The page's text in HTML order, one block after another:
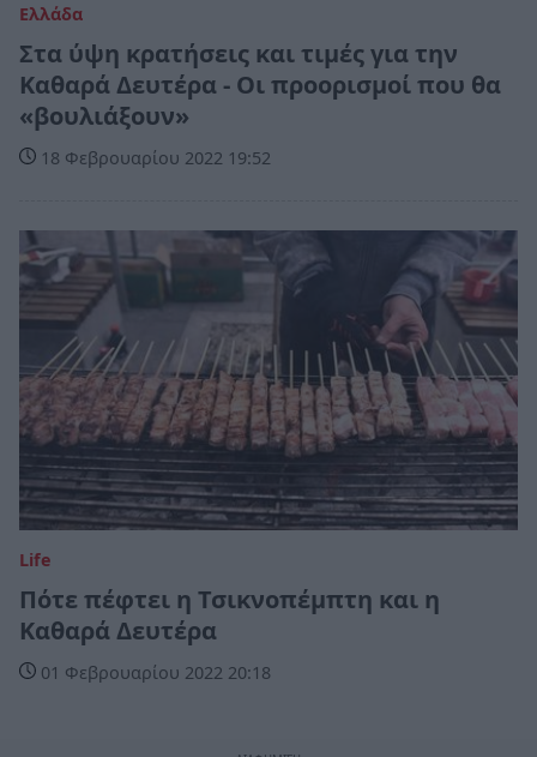
Ελλάδα
Στα ύψη κρατήσεις και τιμές για την
Καθαρά Δευτέρα - Οι προορισμοί που θα
«βουλιάξουν»
18 Φεβρουαρίου 2022 19:52
Life
Πότε πέφτει η Τσικνοπέμπτη και η
Καθαρά Δευτέρα
01 Φεβρουαρίου 2022 20:18